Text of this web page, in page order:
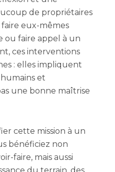
de propriétaires
eux-mêmes
ou faire appel à un
ces interventions
: elles impliquent
et
une bonne maîtrise
cette mission à un
bénéficiez non
faire, mais aussi
du terrain, des